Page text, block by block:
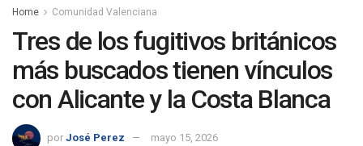
Home Comunidad Valenciana
Tres de los fugitivos británicos
más buscados tienen vínculos
con Alicante y la Costa Blanca
por José Perez mayo 15, 2026